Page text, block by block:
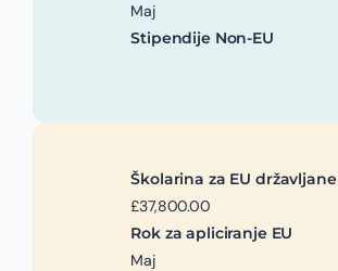
Maj
Stipendije Non-EU
Školarina za EU državljane
£37,800.00
Rok za apliciranje EU
Maj